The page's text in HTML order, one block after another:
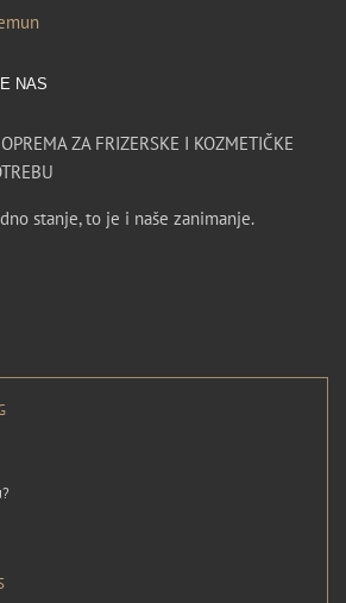
NAS
ZA FRIZERSKE I KOZMETIČKE
stanje, to je i naše zanimanje.